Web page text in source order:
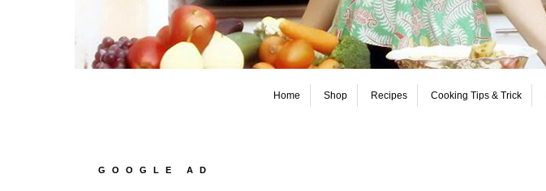
Home Shop Recipes Cooking Tips & Trick
GOOGLE AD